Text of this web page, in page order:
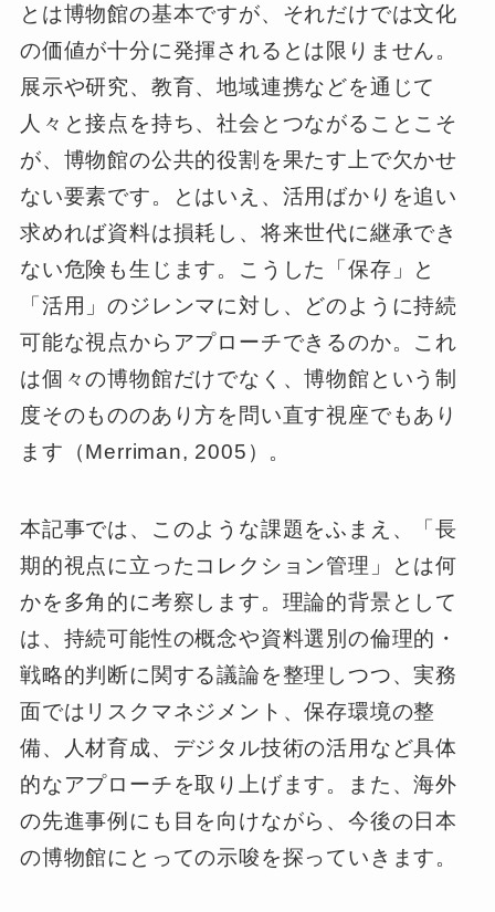
とは博物館の基本ですが、それだけでは文化
の価値が十分に発揮されるとは限りません。
展示や研究、教育、地域連携などを通じて
人々と接点を持ち、社会とつながることこそ
が、博物館の公共的役割を果たす上で欠かせ
ない要素です。とはいえ、活用ばかりを追い
求めれば資料は損耗し、将来世代に継承でき
ない危険も生じます。こうした「保存」と
「活用」のジレンマに対し、どのように持続
可能な視点からアプローチできるのか。これ
は個々の博物館だけでなく、博物館という制
度そのもののあり方を問い直す視座でもあり
ます（Merriman, 2005）。
本記事では、このような課題をふまえ、「長
期的視点に立ったコレクション管理」とは何
かを多角的に考察します。理論的背景として
は、持続可能性の概念や資料選別の倫理的・
戦略的判断に関する議論を整理しつつ、実務
面ではリスクマネジメント、保存環境の整
備、人材育成、デジタル技術の活用など具体
的なアプローチを取り上げます。また、海外
の先進事例にも目を向けながら、今後の日本
の博物館にとっての示唆を探っていきます。